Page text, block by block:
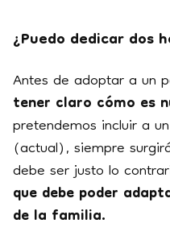
¿Puedo dedicar dos
Antes de adoptar a un
tener claro cómo es
pretendemos incluir a
(actual), siempre
debe ser justo lo
que debe poder
de la familia.